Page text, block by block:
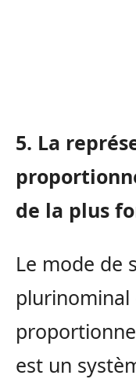
5. La
de la plus
Le mode de
est un